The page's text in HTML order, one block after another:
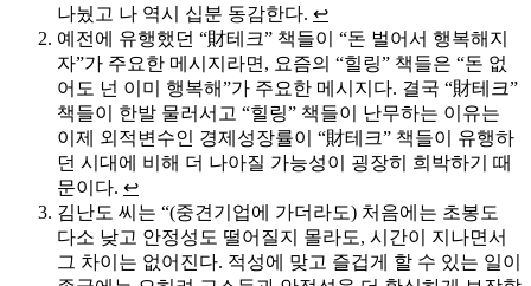
나눴고 나 역시 십분 동감한다. ↩
예전에 유행했던 “財테크” 책들이 “돈 벌어서 행복해지
자”가 주요한 메시지라면, 요즘의 “힐링” 책들은 “돈 없
어도 넌 이미 행복해”가 주요한 메시지다. 결국 “財테크”
책들이 한발 물러서고 “힐링” 책들이 난무하는 이유는
이제 외적변수인 경제성장률이 “財테크” 책들이 유행하
던 시대에 비해 더 나아질 가능성이 굉장히 희박하기 때
문이다. ↩
김난도 씨는 “(중견기업에 가더라도) 처음에는 초봉도
다소 낮고 안정성도 떨어질지 몰라도, 시간이 지나면서
그 차이는 없어진다. 적성에 맞고 즐겁게 할 수 있는 일이